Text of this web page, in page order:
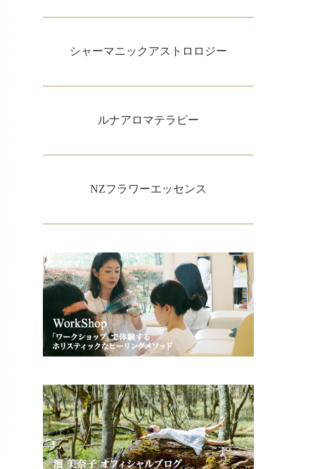
シャーマニックアストロロジー
ルナアロマテラピー
NZフラワーエッセンス